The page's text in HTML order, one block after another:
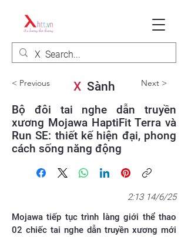
< Previous XSành Next >
Bộ đôi tai nghe dẫn truyền
xương Mojawa HaptiFit Terra và
Run SE: thiết kế hiện đại, phong
cách sống năng động
2:13 14/6/25
Mojawa tiếp tục trình làng giới thể thao
02 chiếc tai nghe dẫn truyền xương mới